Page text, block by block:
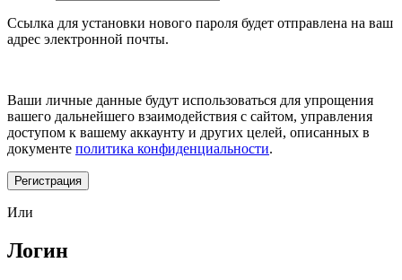
Ссылка для установки нового пароля будет отправлена ​​на ваш
адрес электронной почты.
Ваши личные данные будут использоваться для упрощения
вашего дальнейшего взаимодействия с сайтом, управления
доступом к вашему аккаунту и других целей, описанных в
документе политика конфиденциальности.
Регистрация
Или
Логин